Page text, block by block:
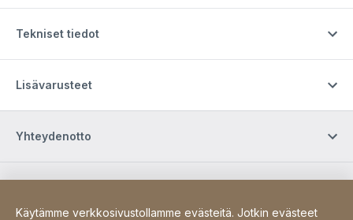
Tekniset tiedot
Lisävarusteet
Yhteydenotto
Käytämme verkkosivustollamme evästeitä. Jotkin evästeet